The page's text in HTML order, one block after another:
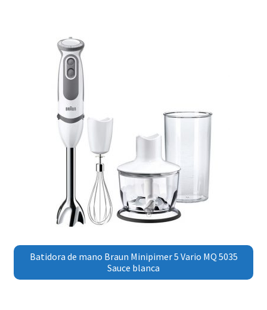
Batidora de mano Braun Minipimer 5 Vario MQ 5035
Sauce blanca